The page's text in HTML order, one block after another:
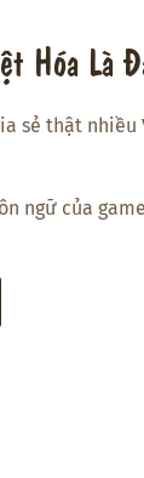
Hóa Là
sẻ thật nhiều
ngữ của